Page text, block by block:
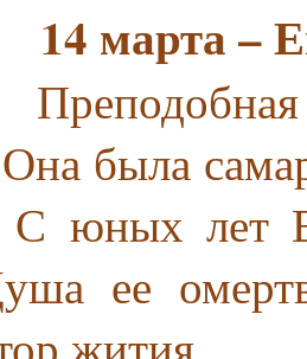
14 марта –
была
юных лет
ее